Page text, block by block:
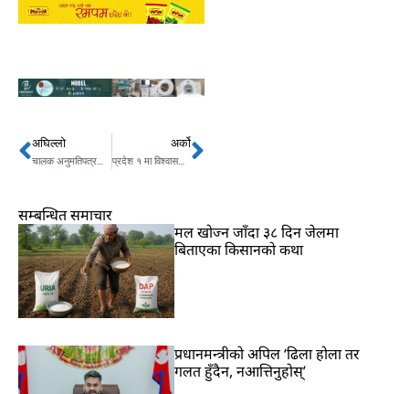
Prev
अघिल्लो
चालक अनुमतिपत्रको कार्ड डेढ महिनाभित्र आइपुग्ने
अर्को
प्रदेश १ मा विश्वासको मत धकेलेर कार्यकर्तालाई राजनीतिक नियुक्ती Next
सम्बन्धित समाचार
मल खोज्न जाँदा ३८ दिन जेलमा
बिताएका किसानको कथा
प्रधानमन्त्रीको अपिल ‘ढिला होला तर
गलत हुँदैन, नआत्तिनुहोस्’